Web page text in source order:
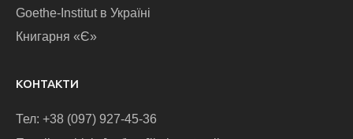
Goethe-Institut в Україні
Книгарня «Є»
КОНТАКТИ
Тел: +38 (097) 927-45-36